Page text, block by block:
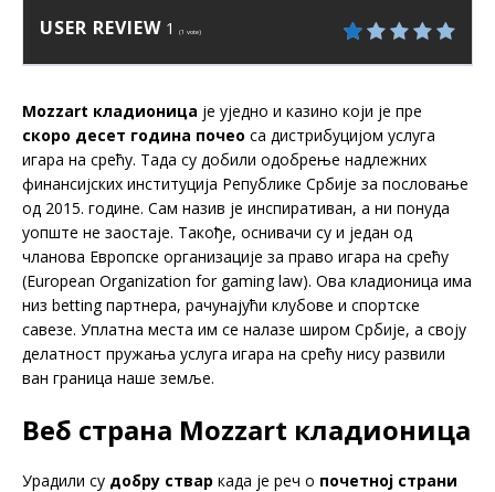
USER REVIEW 1 (1 vote)
Mozzart кладионица је уједно и казино који је пре
скоро десет година почео са дистрибуцијом услуга
игара на срећу. Тада су добили одобрење надлежних
финансијских институција Републике Србије за пословање
од 2015. године. Сам назив је инспиративан, а ни понуда
уопште не заостаје. Такође, оснивачи су и један од
чланова Европске организације за право игара на срећу
(European Organization for gaming law). Ова кладионица има
низ betting партнера, рачунајући клубове и спортске
савезе. Уплатна места им се налазе широм Србије, а своју
делатност пружања услуга игара на срећу нису развили
ван граница наше земље.
Веб страна Mozzart кладионица
Урадили су добру ствар када је реч о почетној страни